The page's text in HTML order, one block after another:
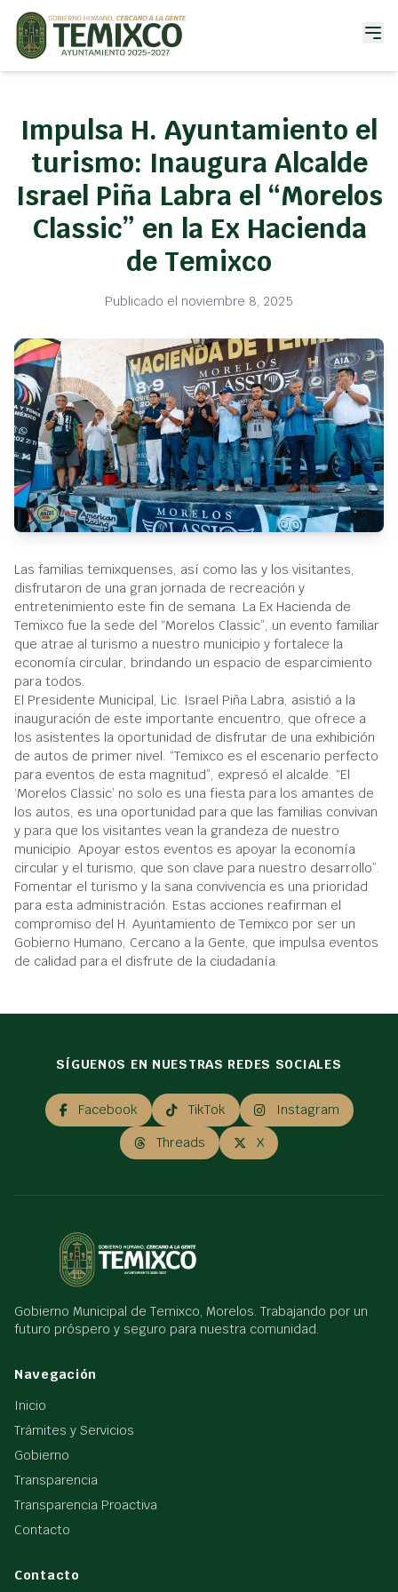
Impulsa H. Ayuntamiento el
turismo: Inaugura Alcalde
Israel Piña Labra el “Morelos
Classic” en la Ex Hacienda
de Temixco
Publicado el noviembre 8, 2025
Las familias temixquenses, así como las y los visitantes,
disfrutaron de una gran jornada de recreación y
entretenimiento este fin de semana. La Ex Hacienda de
Temixco fue la sede del “Morelos Classic”, un evento familiar
que atrae al turismo a nuestro municipio y fortalece la
economía circular, brindando un espacio de esparcimiento
para todos.
El Presidente Municipal, Lic. Israel Piña Labra, asistió a la
inauguración de este importante encuentro, que ofrece a
los asistentes la oportunidad de disfrutar de una exhibición
de autos de primer nivel. “Temixco es el escenario perfecto
para eventos de esta magnitud”, expresó el alcalde. “El
‘Morelos Classic’ no solo es una fiesta para los amantes de
los autos, es una oportunidad para que las familias convivan
y para que los visitantes vean la grandeza de nuestro
municipio. Apoyar estos eventos es apoyar la economía
circular y el turismo, que son clave para nuestro desarrollo”.
Fomentar el turismo y la sana convivencia es una prioridad
para esta administración. Estas acciones reafirman el
compromiso del H. Ayuntamiento de Temixco por ser un
Gobierno Humano, Cercano a la Gente, que impulsa eventos
de calidad para el disfrute de la ciudadanía.
SÍGUENOS EN NUESTRAS REDES SOCIALES
Facebook TikTok Instagram
Threads X
Gobierno Municipal de Temixco, Morelos. Trabajando por un
futuro próspero y seguro para nuestra comunidad.
Navegación
Inicio
Trámites y Servicios
Gobierno
Transparencia
Transparencia Proactiva
Contacto
Contacto